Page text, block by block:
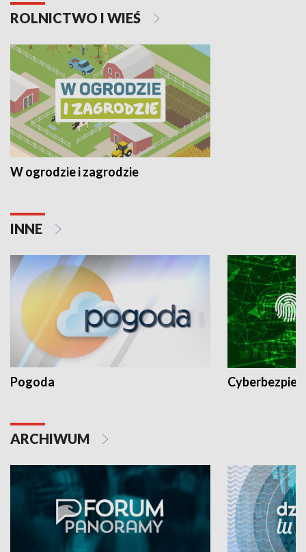
ROLNICTWO I WIEŚ
W ogrodzie i zagrodzie
INNE
Pogoda
ARCHIWUM